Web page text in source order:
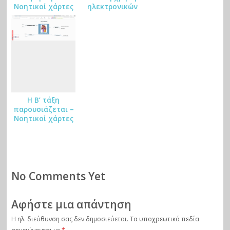
ar
Νοητικοί χάρτες
της Ε’ τάξης
ηλεκτρονικών
Η Β’ τάξη
παρουσιάζεται –
Νοητικοί χάρτες
No Comments Yet
Αφήστε μια απάντηση
Η ηλ. διεύθυνση σας δεν δημοσιεύεται. Τα υποχρεωτικά πεδία